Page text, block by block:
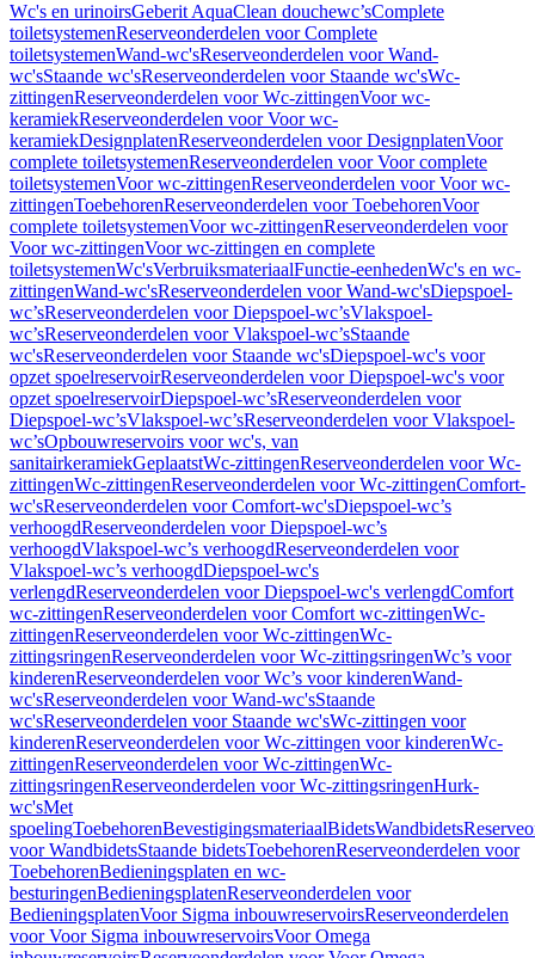
Wc's en urinoirsGeberit AquaClean douchewc’sComplete
toiletsystemenReserveonderdelen voor Complete
toiletsystemenWand-wc'sReserveonderdelen voor Wand-
wc'sStaande wc'sReserveonderdelen voor Staande wc'sWc-
zittingenReserveonderdelen voor Wc-zittingenVoor wc-
keramiekReserveonderdelen voor Voor wc-
keramiekDesignplatenReserveonderdelen voor DesignplatenVoor
complete toiletsystemenReserveonderdelen voor Voor complete
toiletsystemenVoor wc-zittingenReserveonderdelen voor Voor wc-
zittingenToebehorenReserveonderdelen voor ToebehorenVoor
complete toiletsystemenVoor wc-zittingenReserveonderdelen voor
Voor wc-zittingenVoor wc-zittingen en complete
toiletsystemenWc'sVerbruiksmateriaalFunctie-eenhedenWc's en wc-
zittingenWand-wc'sReserveonderdelen voor Wand-wc'sDiepspoel-
wc’sReserveonderdelen voor Diepspoel-wc’sVlakspoel-
wc’sReserveonderdelen voor Vlakspoel-wc’sStaande
wc'sReserveonderdelen voor Staande wc'sDiepspoel-wc's voor
opzet spoelreservoirReserveonderdelen voor Diepspoel-wc's voor
opzet spoelreservoirDiepspoel-wc’sReserveonderdelen voor
Diepspoel-wc’sVlakspoel-wc’sReserveonderdelen voor Vlakspoel-
wc’sOpbouwreservoirs voor wc's, van
sanitairkeramiekGeplaatstWc-zittingenReserveonderdelen voor Wc-
zittingenWc-zittingenReserveonderdelen voor Wc-zittingenComfort-
wc'sReserveonderdelen voor Comfort-wc'sDiepspoel-wc’s
verhoogdReserveonderdelen voor Diepspoel-wc’s
verhoogdVlakspoel-wc’s verhoogdReserveonderdelen voor
Vlakspoel-wc’s verhoogdDiepspoel-wc's
verlengdReserveonderdelen voor Diepspoel-wc's verlengdComfort
wc-zittingenReserveonderdelen voor Comfort wc-zittingenWc-
zittingenReserveonderdelen voor Wc-zittingenWc-
zittingsringenReserveonderdelen voor Wc-zittingsringenWc’s voor
kinderenReserveonderdelen voor Wc’s voor kinderenWand-
wc'sReserveonderdelen voor Wand-wc'sStaande
wc'sReserveonderdelen voor Staande wc'sWc-zittingen voor
kinderenReserveonderdelen voor Wc-zittingen voor kinderenWc-
zittingenReserveonderdelen voor Wc-zittingenWc-
zittingsringenReserveonderdelen voor Wc-zittingsringenHurk-
wc'sMet
spoelingToebehorenBevestigingsmateriaalBidetsWandbidets
voor WandbidetsStaande bidetsToebehorenReserveonderdelen voor
ToebehorenBedieningsplaten en wc-
besturingenBedieningsplatenReserveonderdelen voor
BedieningsplatenVoor Sigma inbouwreservoirsReserveonderdelen
voor Voor Sigma inbouwreservoirsVoor Omega